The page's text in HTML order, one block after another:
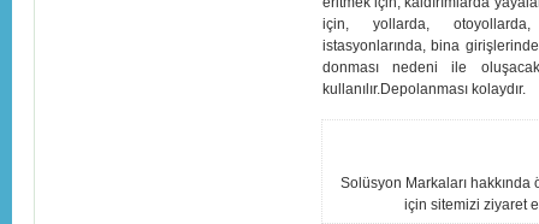
için, yollarda,
istasyonlarında, bina
donması nedeni ile
kullanılır.Depolanması kolaydır.
Solüsyon Markaları
için sitemizi ziyaret